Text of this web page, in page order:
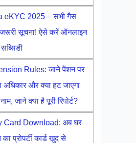
eKYC 2025 – सभी गैस
जरूरी सूचना! ऐसे करें ऑनलाइन
Rules: जाने पेंशन पर
अधिकार और क्या हट जाएगा
जाने क्या है पूरी रिपोर्ट?
Card Download: अब घर
प्रोपर्टी कार्ड खुद से